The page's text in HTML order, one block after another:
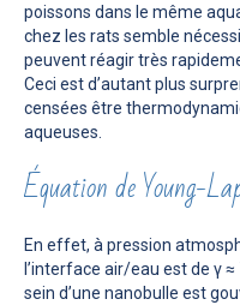
poissons dans le même
chez les rats semble
peuvent réagir très
Ceci est d’autant plus
censées être
aqueuses.
Équation de Young-
En effet, à pression
l’interface air/eau est de γ ≈
sein d’une nanobulle est